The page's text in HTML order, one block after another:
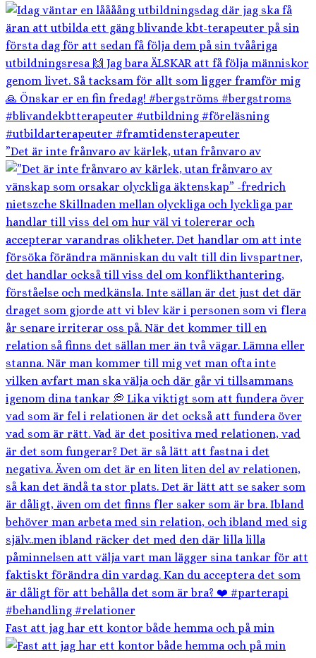
”Det är inte frånvaro av kärlek, utan frånvaro av
Fast att jag har ett kontor både hemma och på min